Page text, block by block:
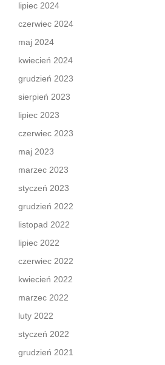
lipiec 2024
czerwiec 2024
maj 2024
kwiecień 2024
grudzień 2023
sierpień 2023
lipiec 2023
czerwiec 2023
maj 2023
marzec 2023
styczeń 2023
grudzień 2022
listopad 2022
lipiec 2022
czerwiec 2022
kwiecień 2022
marzec 2022
luty 2022
styczeń 2022
grudzień 2021